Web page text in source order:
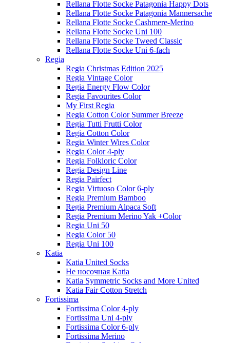
Rellana Flotte Socke Patagonia Happy Dots
Rellana Flotte Socke Patagonia Mannersache
Rellana Flotte Socke Cashmere-Merino
Rellana Flotte Socke Uni 100
Rellana Flotte Socke Tweed Classic
Rellana Flotte Socke Uni 6-fach
Regia
Regia Christmas Edition 2025
Regia Vintage Color
Regia Energy Flow Color
Regia Favourites Color
My First Regia
Regia Cotton Color Summer Breeze
Regia Tutti Frutti Color
Regia Cotton Color
Regia Winter Wires Color
Regia Color 4-ply
Regia Folkloric Color
Regia Design Line
Regia Pairfect
Regia Virtuoso Color 6-ply
Regia Premium Bamboo
Regia Premium Alpaca Soft
Regia Premium Merino Yak +Color
Regia Uni 50
Regia Color 50
Regia Uni 100
Katia
Katia United Socks
Не носочная Katia
Katia Symmetric Socks and More United
Katia Fair Cotton Stretch
Fortissima
Fortissima Color 4-ply
Fortissima Uni 4-ply
Fortissima Color 6-ply
Fortissima Merino